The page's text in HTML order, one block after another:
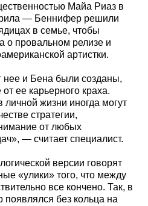
Майа Риаз в
— Беннифер решили
в семье, чтобы
о провальном релизе и
артистки.
нее и Бена были созданы,
ее карьерного краха.
жизни иногда могут
стратегии,
от любых
— считает специалист.
версии говорят
«улики» того, что между
все кончено. Так, в
появлялся без кольца на